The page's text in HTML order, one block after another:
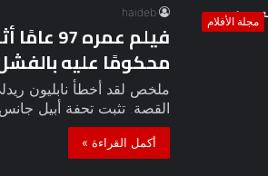
مجلة الأفلام
haideb
فيلم
محكومًا عليه بالفشل
ملخص لقد أخطأ نابليون
القصة. تثبت تحفة أبيل جانس عام
أكمل القراءة »